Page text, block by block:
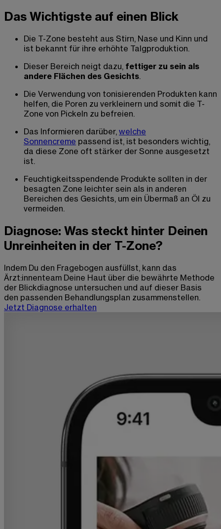
Das Wichtigste auf einen Blick
Die T-Zone besteht aus Stirn, Nase und Kinn und
ist bekannt für ihre erhöhte Talgproduktion.
Dieser Bereich neigt dazu, fettiger zu sein als
andere Flächen des Gesichts.
Die Verwendung von tonisierenden Produkten kann
helfen, die Poren zu verkleinern und somit die T-
Zone von Pickeln zu befreien.
Das Informieren darüber, welche
Sonnencreme passend ist, ist besonders wichtig,
da diese Zone oft stärker der Sonne ausgesetzt
ist.
Feuchtigkeitsspendende Produkte sollten in der
besagten Zone leichter sein als in anderen
Bereichen des Gesichts, um ein Übermaß an Öl zu
vermeiden.
Diagnose: Was steckt hinter Deinen
Unreinheiten in der T-Zone?
Indem Du den Fragebogen ausfüllst, kann das
Ärzt:innenteam Deine Haut über die bewährte Methode
der Blickdiagnose untersuchen und auf dieser Basis
den passenden Behandlungsplan zusammenstellen.
Jetzt Diagnose erhalten